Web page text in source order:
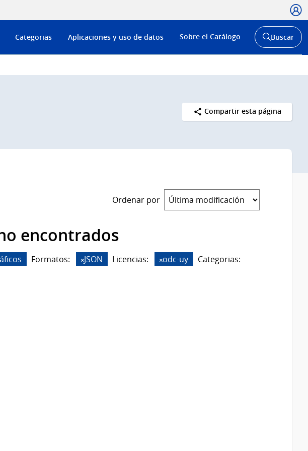
Menú
de
Categorias Aplicaciones y uso de datos Sobre el Catálogo
Abrir
buscador
Buscar
Compartir esta página
Ordenar por
encontrados
Formatos: JSON Licencias: odc-uy
Categorias: